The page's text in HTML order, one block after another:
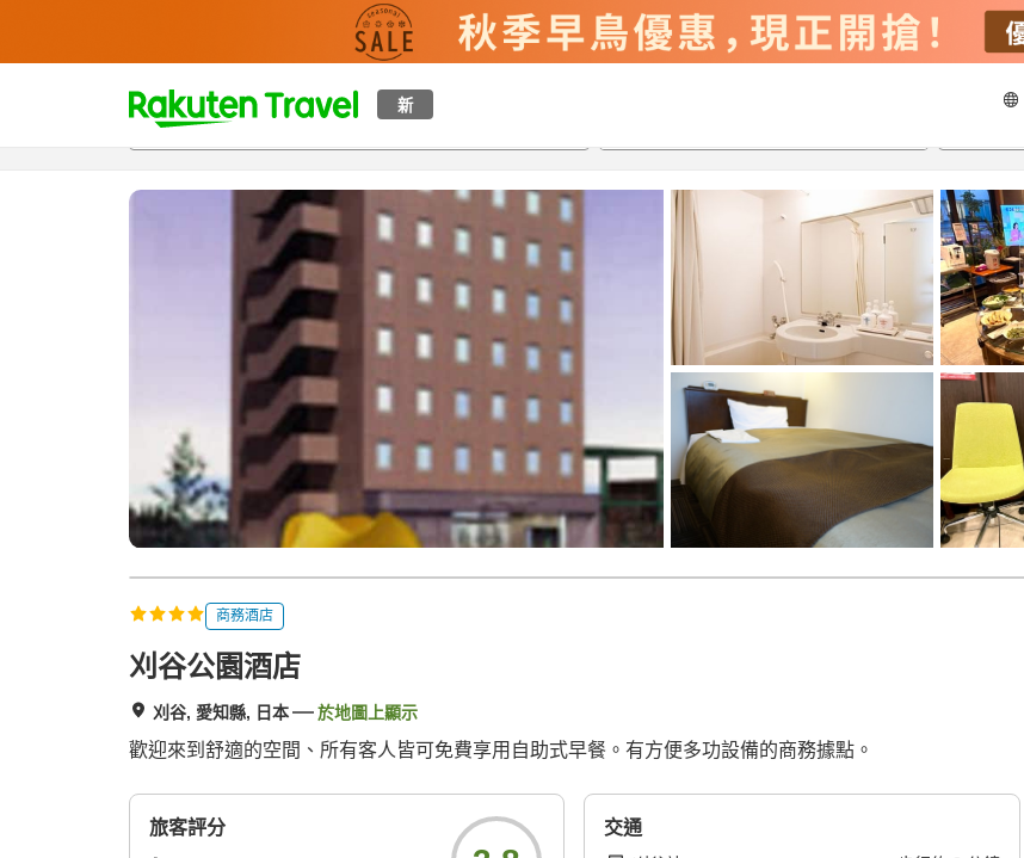
新
t
p
a
概覽房間及住宿方案 評價設施
商務酒店
刈谷公園酒店
刈谷, 愛知縣, 日本 於地圖上顯示
歡迎來到舒適的空間、所有客人皆可免費享用自助式早餐。有方便多功設備的商務據點。
旅客評分 交通